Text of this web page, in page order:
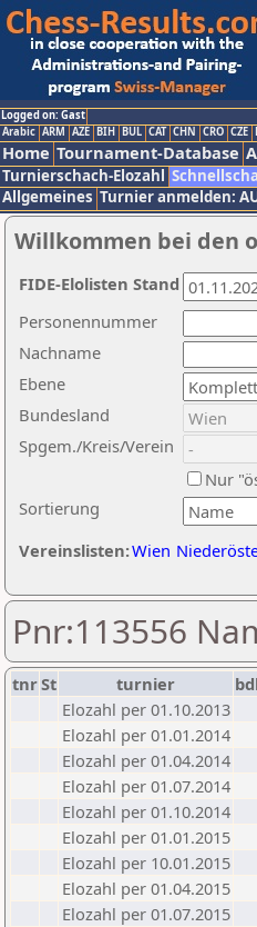
Logged on: Gast
Arabic ARM AZE BIH BUL CAT CHN CRO CZE
Home Tournament-Database
Turnierschach-Elozahl
Allgemeines Turnier anmelden:
Willkommen bei den
Nachname
Ebene
Sortierung
Personennummer
Bundesland
Spgem./Kreis/Verein
Nur
Vereinslisten:Wien
FIDE-Elolisten Stand
Pnr:113556
tnrSt turnier
Elozahl per 01.10.2013
Elozahl per 01.01.2014
Elozahl per 01.04.2014
Elozahl per 01.07.2014
Elozahl per 01.10.2014
Elozahl per 01.01.2015
Elozahl per 10.01.2015
Elozahl per 01.04.2015
Elozahl per 01.07.2015